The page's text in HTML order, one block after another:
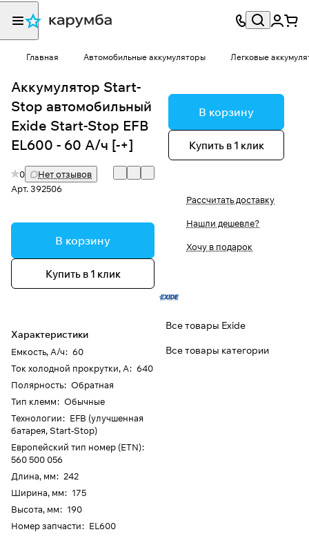
Главная Автомобильные аккумуляторы Легковые
Аккумулятор Start-
Stop автомобильный
Exide Start-Stop EFB
EL600 - 60 А/ч [-+]
0
Нет отзывов
Арт.392506
В корзину
Купить в 1 клик
Характеристики
Емкость, А/ч: 60
Ток холодной прокрутки, А: 640
Полярность: Обратная
Тип клемм: Обычные
Технологии: EFB (улучшенная
батарея, Start-Stop)
Европейский тип номер (ETN):
560 500 056
Длина, мм: 242
Ширина, мм: 175
Высота, мм: 190
Номер запчасти: EL600
В корзину
Купить в 1 клик
Рассчитать доставку
Нашли дешевле?
Хочу в подарок
Все товары Exide
Все товары категории